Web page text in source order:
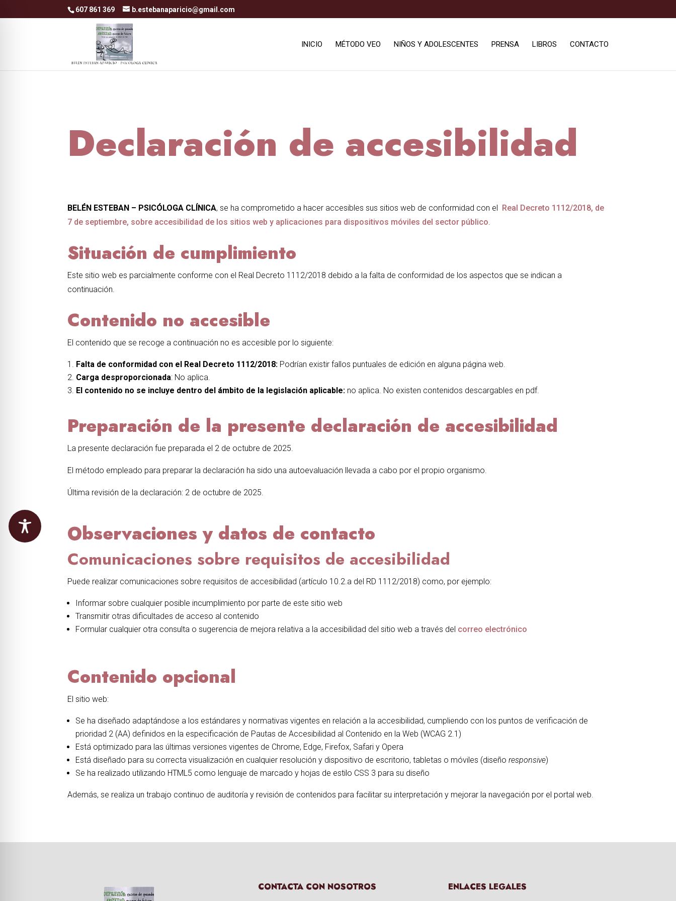
607 861 369 b.estebanaparicio@gmail.com
INICIO MÉTODO VEO NIÑOS Y ADOLESCENTES PRENSA LIBROS CONTACTO
Declaración de accesibilidad
BELÉN ESTEBAN – PSICÓLOGA CLÍNICA, se ha comprometido a hacer accesibles sus sitios web de conformidad con el Real Decreto 1112/2018, de
7 de septiembre, sobre accesibilidad de los sitios web y aplicaciones para dispositivos móviles del sector público
Situación de cumplimiento
Este sitio web es parcialmente conforme con el Real Decreto 1112/2018 debido a la falta de conformidad de los aspectos que se indican a
continuación.
Contenido no accesible
El contenido que se recoge a continuación no es accesible por lo siguiente:
Falta de conformidad con el Real Decreto 1112/2018: Podrían existir fallos puntuales de edición en alguna página web.
Carga desproporcionada: No aplica.
El contenido no se incluye dentro del ámbito de la legislación aplicable: no aplica. No existen contenidos descargables en pdf.
Preparación de la presente declaración de accesibilidad
La presente declaración fue preparada el 2 de octubre de 2025.
El método empleado para preparar la declaración ha sido una autoevaluación llevada a cabo por el propio organismo.
Última revisión de la declaración: 2 de octubre de 2025.
Observaciones y datos de contacto
Comunicaciones sobre requisitos de accesibilidad
Puede realizar comunicaciones sobre requisitos de accesibilidad (artículo 10.2.a del RD 1112/2018) como, por ejemplo:
Informar sobre cualquier posible incumplimiento por parte de este sitio web
Transmitir otras dificultades de acceso al contenido
Formular cualquier otra consulta o sugerencia de mejora relativa a la accesibilidad del sitio web a través del correo electrónico
Contenido opcional
El sitio web:
Se ha diseñado adaptándose a los estándares y normativas vigentes en relación a la accesibilidad, cumpliendo con los puntos de verificación de
prioridad 2 (AA) definidos en la especificación de Pautas de Accesibilidad al Contenido en la Web (WCAG 2.1)
Está optimizado para las últimas versiones vigentes de Chrome, Edge, Firefox, Safari y Opera
Está diseñado para su correcta visualización en cualquier resolución y dispositivo de escritorio, tabletas o móviles (diseño responsive)
Se ha realizado utilizando HTML5 como lenguaje de marcado y hojas de estilo CSS 3 para su diseño
Además, se realiza un trabajo continuo de auditoría y revisión de contenidos para facilitar su interpretación y mejorar la navegación por el portal web.
CONTACTA CON NOSOTROS ENLACES LEGALES